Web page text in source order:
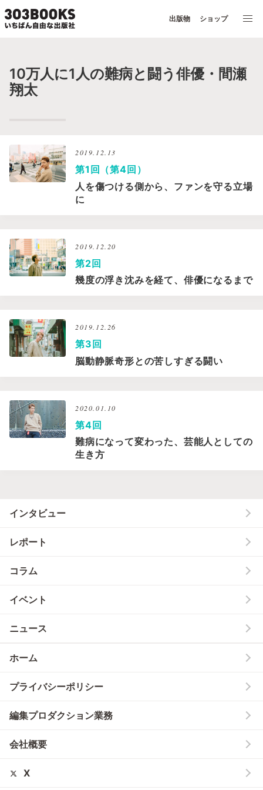
出版物 ショップ
10万人に1人の難病と闘う俳優・間瀬
翔太
2019.12.13
第1回（第4回）
人を傷つける側から、ファンを守る立場
に
2019.12.20
第2回
幾度の浮き沈みを経て、俳優になるまで
2019.12.26
第3回
脳動静脈奇形との苦しすぎる闘い
2020.01.10
第4回
難病になって変わった、芸能人としての
生き方
インタビュー
レポート
コラム
イベント
ニュース
ホーム
プライバシーポリシー
編集プロダクション業務
会社概要
X